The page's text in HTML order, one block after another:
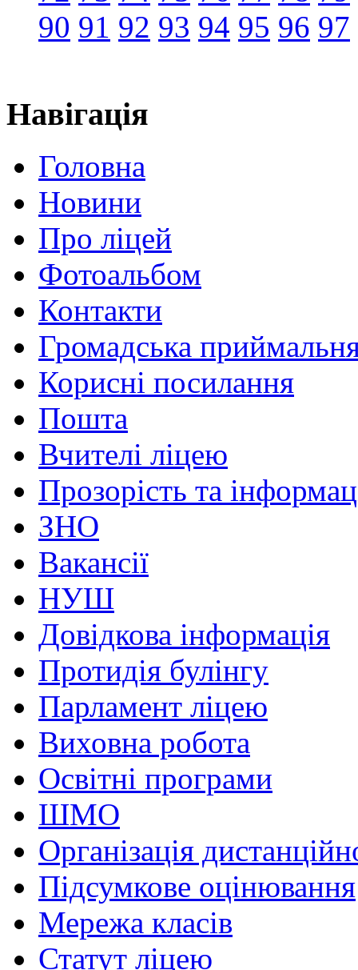
90 91 92 93 94 95 96 97
Навігація
Головна
Новини
Про ліцей
Фотоальбом
Контакти
Громадська
Корисні посилання
Пошта
Вчителі ліцею
Прозорість та
ЗНО
Вакансії
НУШ
Довідкова інформація
Протидія булінгу
Парламент ліцею
Виховна робота
Освітні програми
ШМО
Організація
Підсумкове оцінювання
Мережа класів
Статут ліцею